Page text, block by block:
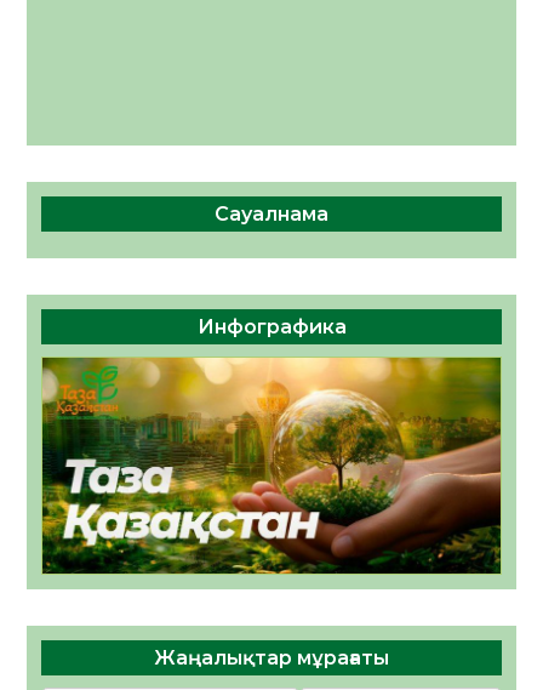
Сауалнама
Инфографика
Жаңалықтар мұрағаты